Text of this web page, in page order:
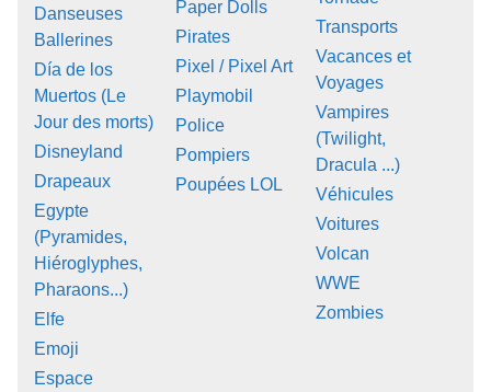
Danseuses
Ballerines
Día de los
Muertos (Le
Jour des morts)
Disneyland
Drapeaux
Egypte
(Pyramides,
Hiéroglyphes,
Pharaons...)
Elfe
Emoji
Espace
Paper Dolls
Pirates
Pixel / Pixel Art
Playmobil
Police
Pompiers
Poupées LOL
Transports
Vacances et
Voyages
Vampires
(Twilight,
Dracula ...)
Véhicules
Voitures
Volcan
WWE
Zombies